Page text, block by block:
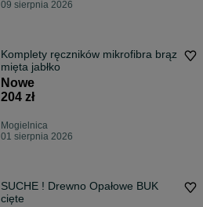
09 sierpnia 2026
Komplety ręczników mikrofibra brąz
mięta jabłko
Nowe
204 zł
Mogielnica
01 sierpnia 2026
SUCHE ! Drewno Opałowe BUK
cięte